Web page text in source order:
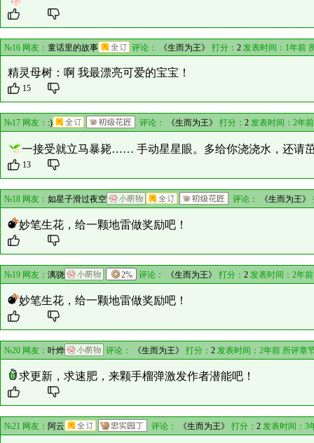
№16 网友： 童话里的故事 评论： 《生而为王》 打分： 2 发表时间：1年前
精灵母树：啊 我最漂亮可爱的宝宝！
15
№17 网友： :) 评论： 《生而为王》 打分： 2发表时间：2年
一接受就立马暴毙…… 手动星星眼。多给你浇浇水，还请
13
№18 网友： 如星子滑过夜空 评论： 《生而为王》
妙笔生花，给一颗地雷做奖励吧！
№19 网友： 漓骁 2% 评论： 《生而为王》 打分：2 发表时间：2年
妙笔生花，给一颗地雷做奖励吧！
№20 网友： 叶烨 评论： 《生而为王》 打分：2 发表时间：2年前 所评章
求更新，求速肥，来颗手榴弹激发作者潜能吧！
№21 网友： 阿云 评论： 《生而为王》 打分： 2发表时间：3